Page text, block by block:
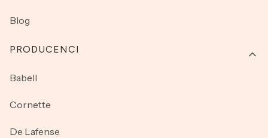
Blog
PRODUCENCI
Babell
Cornette
De Lafense